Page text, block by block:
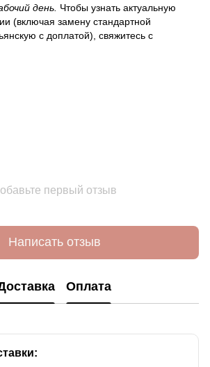
день. Чтобы узнать актуальную
(включая замену стандартной
с доплатой), свяжитесь с
первый отзыв
Написать отзыв
Оплата